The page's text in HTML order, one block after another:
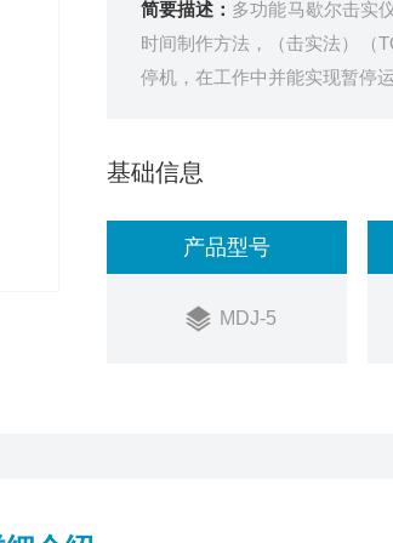
简要描述： 多功能马歇尔击实
时间制作方法，（击实法）（
停机，在工作中并能实现暂停运
基础信息
产品型号
MDJ-5